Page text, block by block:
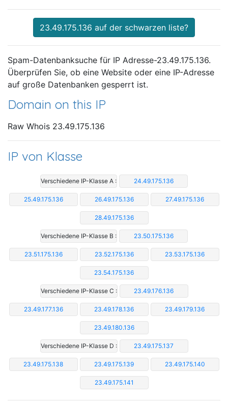
23.49.175.136 auf der schwarzen liste?
Spam-Datenbanksuche für IP Adresse-23.49.175.136.
Überprüfen Sie, ob eine Website oder eine IP-Adresse
auf große Datenbanken gesperrt ist.
Domain on this IP
Raw Whois 23.49.175.136
IP von Klasse
Verschiedene IP-Klasse A : 24.49.175.136
25.49.175.136 26.49.175.136 27.49.175.136
28.49.175.136
Verschiedene IP-Klasse B : 23.50.175.136
23.51.175.136 23.52.175.136 23.53.175.136
23.54.175.136
Verschiedene IP-Klasse C : 23.49.176.136
23.49.177.136 23.49.178.136 23.49.179.136
23.49.180.136
Verschiedene IP-Klasse D : 23.49.175.137
23.49.175.138 23.49.175.139 23.49.175.140
23.49.175.141